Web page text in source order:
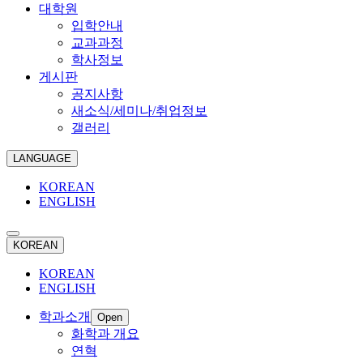
대학원
입학안내
교과과정
학사정보
게시판
공지사항
새소식/세미나/취업정보
갤러리
LANGUAGE
KOREAN
ENGLISH
KOREAN
KOREAN
ENGLISH
학과소개 Open
화학과 개요
연혁